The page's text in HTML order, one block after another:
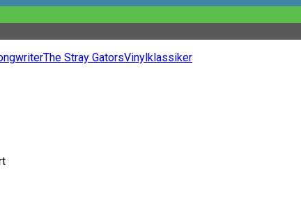
The Stray GatorsVinylklassiker